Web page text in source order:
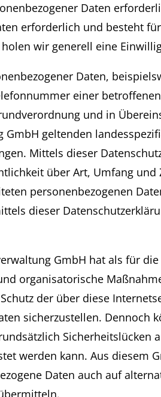
Daten
erforderlich und besteht
wir generell eine
Daten,
einer
und in
GmbH geltenden
Mittels dieser
über Art, Umfang und
personenbezogenen
dieser
GmbH hat als für
organisatorische
der über diese
sicherzustellen. Dennoch
Sicherheitslücken
werden kann. Aus diesem
Daten auch auf